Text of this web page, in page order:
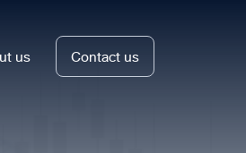
us Contact us